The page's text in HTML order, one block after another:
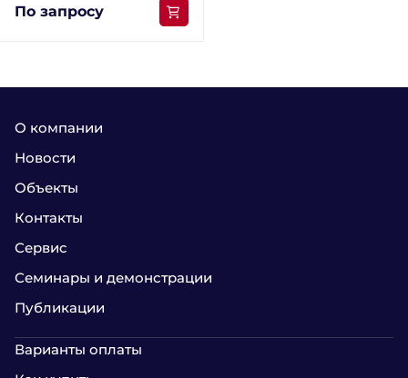
По запросу
О компании
Новости
Объекты
Контакты
Сервис
Семинары и демонстрации
Публикации
Варианты оплаты